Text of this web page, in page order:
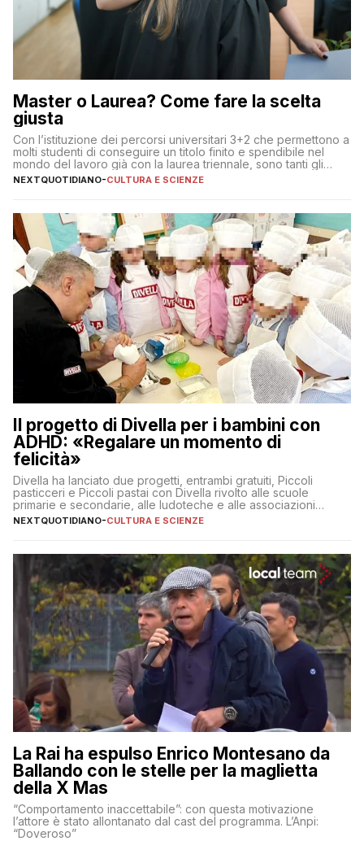
Master o Laurea? Come fare la scelta
giusta
Con l’istituzione dei percorsi universitari 3+2 che permettono a
molti studenti di conseguire un titolo finito e spendibile nel
mondo del lavoro già con la laurea triennale, sono tanti gli
interrogativi che si pongono gli studenti una volta raggiunto
NEXTQUOTIDIANO-CULTURA E SCIENZE
Il progetto di Divella per i bambini con
ADHD: «Regalare un momento di
felicità»
Divella ha lanciato due progetti, entrambi gratuiti, Piccoli
pasticceri e Piccoli pastai con Divella rivolto alle scuole
primarie e secondarie, alle ludoteche e alle associazioni
pugliesi che si occupano di bambini con ADHD
NEXTQUOTIDIANO-CULTURA E SCIENZE
La Rai ha espulso Enrico Montesano da
Ballando con le stelle per la maglietta
della X Mas
“Comportamento inaccettabile”: con questa motivazione
l’attore è stato allontanato dal cast del programma. L’Anpi:
“Doveroso”